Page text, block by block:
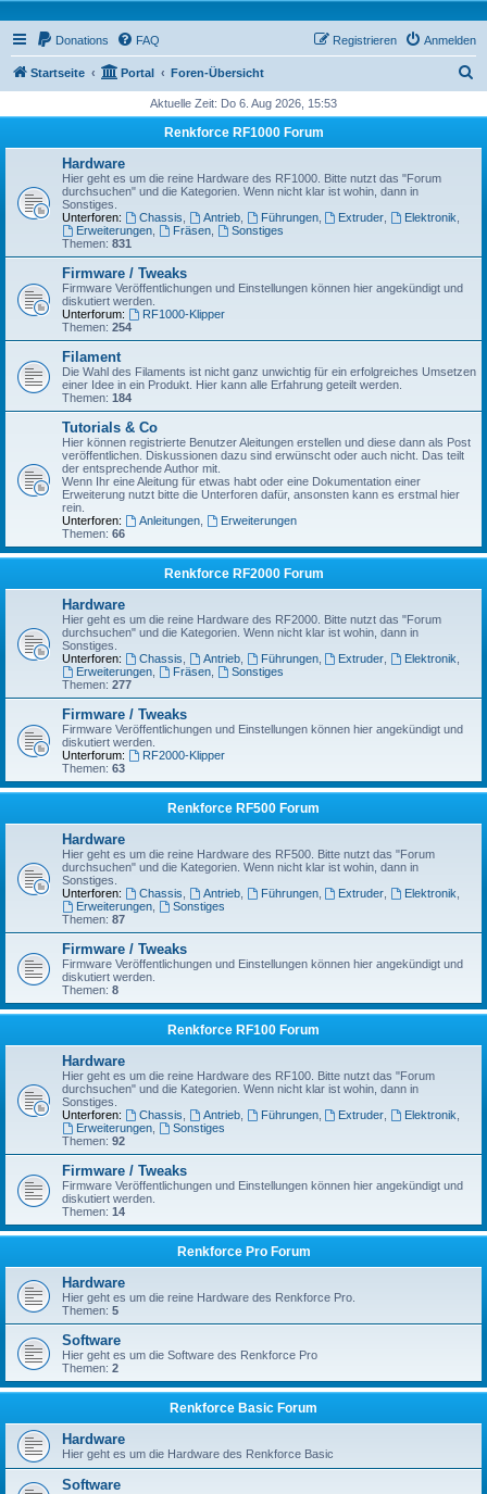
Donations FAQ Anmelden
Registrieren
Startseite Portal Foren-Übersicht
h
Aktuelle Zeit: Do 6. Aug 2026, 15:53
Renkforce RF1000 Forum
Hardware
Hier geht es um die reine Hardware des RF1000. Bitte nutzt das "Forum
durchsuchen" und die Kategorien. Wenn nicht klar ist wohin, dann in
Sonstiges.
Unterforen:
Chassis Antrieb, Führungen, Extruder Elektronik
Erweiterungen, Fräsen,
Sonstiges
Themen: 831
Firmware / Tweaks
Firmware Veröffentlichungen und Einstellungen können hier angekündigt und
diskutiert werden.
Unterforum:
RF1000-Klipper
Themen: 254
Filament
Die Wahl des Filaments ist nicht ganz unwichtig für ein erfolgreiches Umsetzen
einer Idee in ein Produkt. Hier kann alle Erfahrung geteilt werden.
Themen: 184
Tutorials & Co
Hier können registrierte Benutzer Aleitungen erstellen und diese dann als Post
veröffentlichen. Diskussionen dazu sind erwünscht oder auch nicht. Das teilt
der entsprechende Author mit.
Wenn Ihr eine Aleitung für etwas habt oder eine Dokumentation einer
Erweiterung nutzt bitte die Unterforen dafür, ansonsten kann es erstmal hier
rein.
Unterforen:
Anleitungen,
Erweiterungen
Themen: 66
Renkforce RF2000 Forum
Hardware
Hier geht es um die reine Hardware des RF2000. Bitte nutzt das "Forum
durchsuchen" und die Kategorien. Wenn nicht klar ist wohin, dann in
Sonstiges.
Unterforen:
Chassis Antrieb, Führungen, Extruder Elektronik
Erweiterungen, Fräsen,
Sonstiges
Themen: 277
Firmware / Tweaks
Firmware Veröffentlichungen und Einstellungen können hier angekündigt und
diskutiert werden.
Unterforum:
RF2000-Klipper
Themen: 63
Renkforce RF500 Forum
Hardware
Hier geht es um die reine Hardware des RF500. Bitte nutzt das "Forum
durchsuchen" und die Kategorien. Wenn nicht klar ist wohin, dann in
Sonstiges.
Unterforen:
Chassis Antrieb, Führungen, Extruder Elektronik
Erweiterungen,
Sonstiges
Themen: 87
Firmware / Tweaks
Firmware Veröffentlichungen und Einstellungen können hier angekündigt und
diskutiert werden.
Themen: 8
Renkforce RF100 Forum
Hardware
Hier geht es um die reine Hardware des RF100. Bitte nutzt das "Forum
durchsuchen" und die Kategorien. Wenn nicht klar ist wohin, dann in
Sonstiges.
Unterforen:
Chassis Antrieb, Führungen, Extruder Elektronik
Erweiterungen,
Sonstiges
Themen: 92
Firmware / Tweaks
Firmware Veröffentlichungen und Einstellungen können hier angekündigt und
diskutiert werden.
Themen: 14
Renkforce Pro Forum
Hardware
Hier geht es um die reine Hardware des Renkforce Pro.
Themen: 5
Software
Hier geht es um die Software des Renkforce Pro
Themen: 2
Renkforce Basic Forum
Hardware
Hier geht es um die Hardware des Renkforce Basic
Software